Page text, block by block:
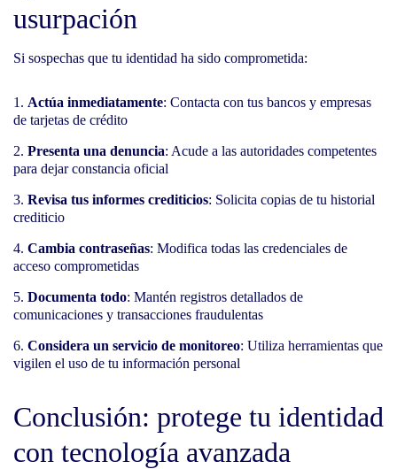
usurpación
Si sospechas que tu identidad ha sido comprometida:
Actúa inmediatamente: Contacta con tus bancos y empresas
de tarjetas de crédito
Presenta una denuncia: Acude a las autoridades competentes
para dejar constancia oficial
Revisa tus informes crediticios: Solicita copias de tu historial
crediticio
Cambia contraseñas: Modifica todas las credenciales de
acceso comprometidas
Documenta todo: Mantén registros detallados de
comunicaciones y transacciones fraudulentas
Considera un servicio de monitoreo: Utiliza herramientas que
vigilen el uso de tu información personal
Conclusión: protege tu identidad
con tecnología avanzada